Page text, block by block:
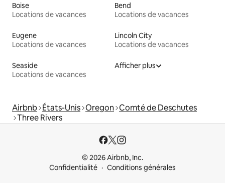
Boise
Locations de vacances
Bend
Locations de vacances
Eugene
Locations de vacances
Lincoln City
Locations de vacances
Seaside
Locations de vacances
Afficher plus
Airbnb États-Unis Oregon Comté de Deschutes
Three Rivers
© 2026 Airbnb, Inc.
Confidentialité
Conditions générales